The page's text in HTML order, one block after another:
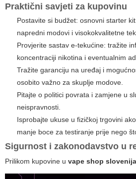
Praktični savjeti za kupovinu
Postavite si budžet: osnovni starter
napredni modovi i visokokvalitetne
Provjerite sastav e-tekućine: tražite
koncentraciji nikotina i eventualnim
Tražite garanciju na uređaj i
osobito važno za skuplje modove.
Pitajte o politici povrata i zamjene u
neispravnosti.
Isprobajte ukuse u fizičkoj trgovini
manje boce za testiranje prije nego
Sigurnost i zakonodavstvo u
Prilikom kupovine u vape shop slovenija